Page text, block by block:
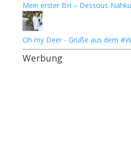
Mein erster BH – Dessous-
Oh my Deer - Grüße aus dem
Werbung